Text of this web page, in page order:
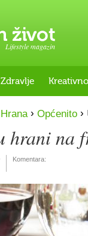
Lifestyle magazin
Zdravlje Kreativno
Hrana › Općenito ›
hrani na
Komentara: